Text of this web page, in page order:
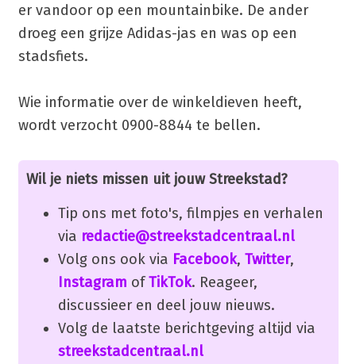
er vandoor op een mountainbike. De ander
droeg een grijze Adidas-jas en was op een
stadsfiets.
Wie informatie over de winkeldieven heeft,
wordt verzocht 0900-8844 te bellen.
Wil je niets missen uit jouw Streekstad?
Tip ons met foto's, filmpjes en verhalen
via redactie@streekstadcentraal.nl
Volg ons ook via Facebook, Twitter,
Instagram ofTikTok. Reageer,
discussieer en deel jouw nieuws.
Volg de laatste berichtgeving altijd via
streekstadcentraal.nl